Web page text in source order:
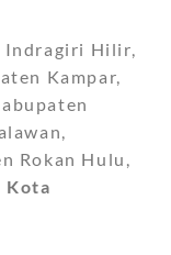
Indragiri Hilir,
Kampar,
Rokan Hulu,
Kota